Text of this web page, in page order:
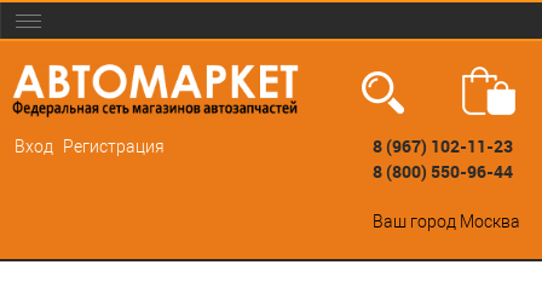
Вход Регистрация
8 (967) 102-11-23
8 (800) 550-96-44
Ваш город Москва